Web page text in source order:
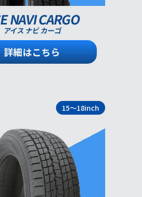
NAVI CARGO
アイス ナビ カーゴ
詳細はこちら
15～18inch